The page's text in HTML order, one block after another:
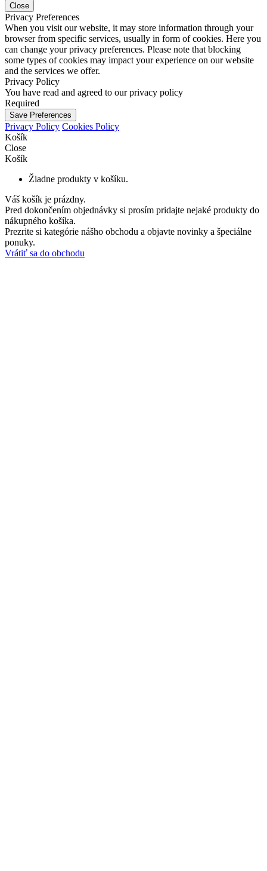
Close
Privacy Preferences
When you visit our website, it may store information through your
browser from specific services, usually in form of cookies. Here you
can change your privacy preferences. Please note that blocking
some types of cookies may impact your experience on our website
and the services we offer.
Privacy Policy
You have read and agreed to our privacy policy
Required
Save Preferences
Privacy Policy Cookies Policy
Košík
Close
Košík
Žiadne produkty v košíku.
Váš košík je prázdny.
Pred dokončením objednávky si prosím pridajte nejaké produkty do
nákupného košíka.
Prezrite si kategórie nášho obchodu a objavte novinky a špeciálne
ponuky.
Vrátiť sa do obchodu